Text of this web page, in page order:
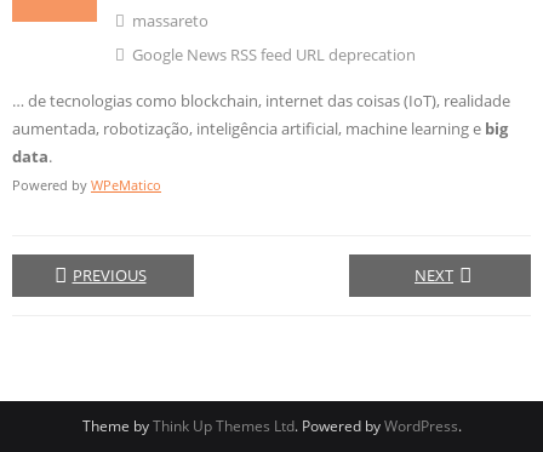
massareto
Google News RSS feed URL deprecation
… de tecnologias como blockchain, internet das coisas (IoT), realidade
aumentada, robotização, inteligência artificial, machine learning e big
data.
Powered by WPeMatico
PREVIOUS NEXT
Theme byThink Up Themes Ltd. Powered byWordPress.